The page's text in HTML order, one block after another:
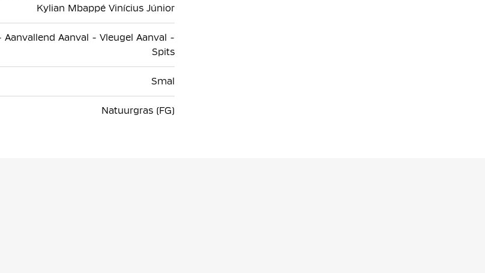
Kylian Mbappé Vinícius Júnior
Aanval - Vleugel Aanval -
Spits
Smal
Natuurgras (FG)